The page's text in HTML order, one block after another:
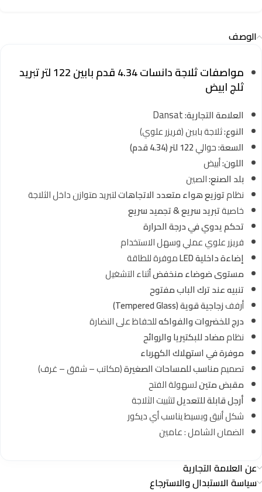
الوصف
مواصفات ثلاجة دانسات 4.34 قدم بابين 122 لتر تبريد
ثلج ابيض
العلامة التجارية:Dansat
النوع:ثلاجة بابين (فريزر علوي)
السعة:حوالي122 لتر (4.34 قدم)
اللون:أبيض
بلد الصنع:الصين
نظامتوزيع هواء متعدد الاتجاهاتلتبريد متوازن داخل الثلاجة
خاصيةتبريد سريع & تجميد سريع
تحكم يدوي في درجة الحرارة
فريزر علوي عملي وسهل الاستخدام
إضاءة داخلية LED
موفرة للطاقة
مستوى ضوضاء منخفضأثناء التشغيل
تنبيه عند ترك الباب مفتوح
أرففزجاجية قوية (Tempered Glass)
درج للخضروات والفواكهللحفاظ على النضارة
نظاممضاد للبكتيريا والروائح
موفرة في استهلاك الكهرباء
تصميممناسب للمساحات الصغيرة(مكاتب – شقق – غرف)
مقبض متينلسهولة الفتح
أرجل قابلة للتعديللتثبيت الثلاجة
شكل أنيق وبسيط يناسب أي ديكور
الضمان الشامل : عامين
عن العلامة التجارية
سياسة الاستبدال والاسترجاع